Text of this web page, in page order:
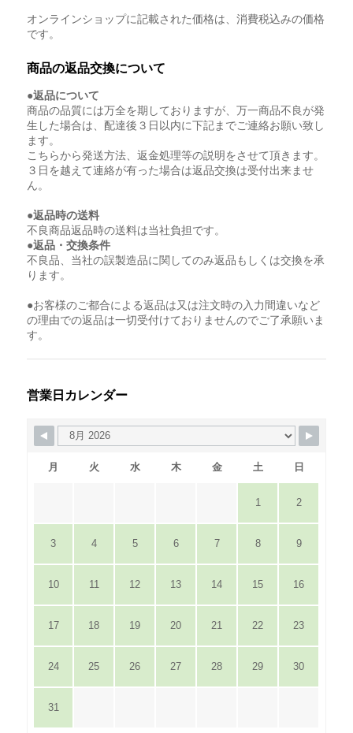
オンラインショップに記載された価格は、消費税込みの価格
です。
商品の返品交換について
●返品について
商品の品質には万全を期しておりますが、万一商品不良が発
生した場合は、配達後３日以内に下記までご連絡お願い致し
ます。
こちらから発送方法、返金処理等の説明をさせて頂きます。
３日を越えて連絡が有った場合は返品交換は受付出来ませ
ん。
●返品時の送料
不良商品返品時の送料は当社負担です。
●返品・交換条件
不良品、当社の誤製造品に関してのみ返品もしくは交換を承
ります。
●お客様のご都合による返品は又は注文時の入力間違いなど
の理由での返品は一切受付けておりませんのでご了承願いま
す。
営業日カレンダー
月 火 水 木 金 土 日
1 2
3 4 5 6 7 8 9
10 11 12 13 14 15 16
17 18 19 20 21 22 23
24 25 26 27 28 29 30
31